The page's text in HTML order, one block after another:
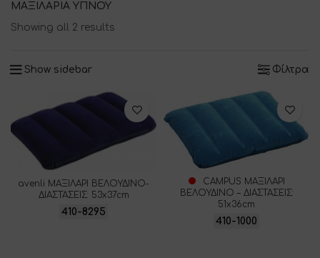
ΜΑΞΙΛΑΡΙΑ ΥΠΝΟΥ
Showing all 2 results
Show sidebar Φίλτρα
avenli ΜΑΞΙΛΑΡΙ ΒΕΛΟΥΔΙΝΟ-
ΔΙΑΣΤΑΣΕΙΣ: 53x37cm
410-8295
CAMPUS ΜΑΞΙΛΑΡΙ
ΒΕΛΟΥΔΙΝΟ – ΔΙΑΣΤΑΣΕΙΣ:
51x36cm
410-1000